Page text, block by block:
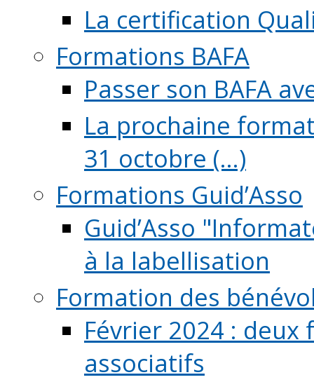
La certification
Formations BAFA
Passer son BAFA
La prochaine
31 octobre (...)
Formations Guid’Asso
Guid’Asso
à la labellisation
Formation des
Février 2024 :
associatifs